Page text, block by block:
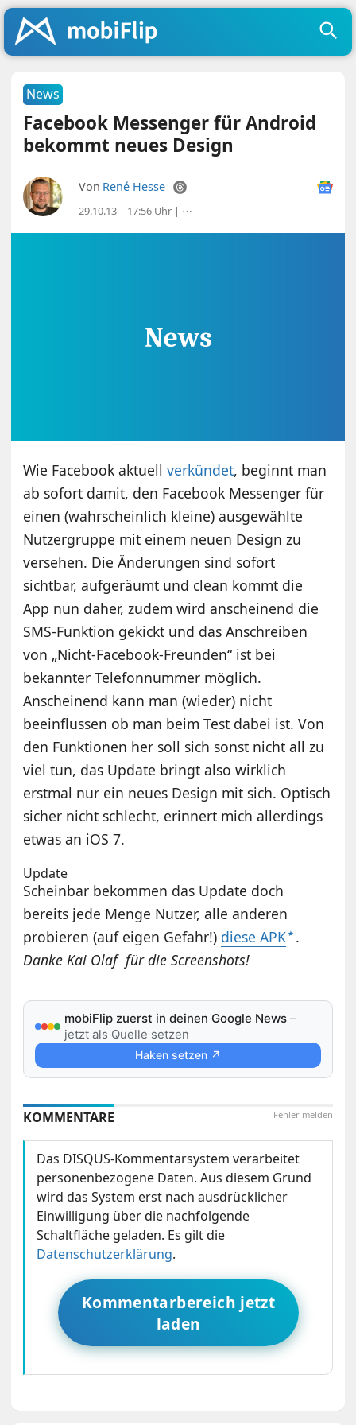
News
Facebook Messenger für Android
bekommt neues Design
Von René Hesse
29.10.13 | 17:56 Uhr | ⋯
Wie Facebook aktuellverkündet, beginnt man
ab sofort damit, den Facebook Messenger für
einen (wahrscheinlich kleine) ausgewählte
Nutzergruppe mit einem neuen Design zu
versehen. Die Änderungen sind sofort
sichtbar, aufgeräumt und clean kommt die
App nun daher, zudem wird anscheinend die
SMS-Funktion gekickt und das Anschreiben
von „Nicht-Facebook-Freunden“ ist bei
bekannter Telefonnummer möglich.
Anscheinend kann man (wieder) nicht
beeinflussen ob man beim Test dabei ist. Von
den Funktionen her soll sich sonst nicht all zu
viel tun, das Update bringt also wirklich
erstmal nur ein neues Design mit sich. Optisch
sicher nicht schlecht, erinnert mich allerdings
etwas an iOS 7.
Update
Scheinbar bekommen das Update doch
bereits jede Menge Nutzer, alle anderen
probieren (auf eigen Gefahr!) diese APK .
Danke Kai Olaf für die Screenshots!
mobiFlip zuerst in deinen Google News –
jetzt als Quelle setzen
Haken setzen ↗
Fehler melden
KOMMENTARE
Das DISQUS-Kommentarsystem verarbeitet
personenbezogene Daten. Aus diesem Grund
wird das System erst nach ausdrücklicher
Einwilligung über die nachfolgende
Schaltfläche geladen. Es gilt die
Datenschutzerklärung.
Kommentarbereich jetzt
laden